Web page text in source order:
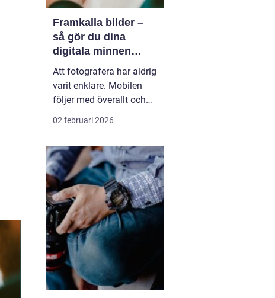
Framkalla bilder –
så gör du dina
digitala minnen
levande
Att fotografera har aldrig
varit enklare. Mobilen
följer med överallt och
bildflödet svämmar över.
stannar i telefonen eller i
molnet? När man väljer
att framkalla bilder ...
02 februari 2026